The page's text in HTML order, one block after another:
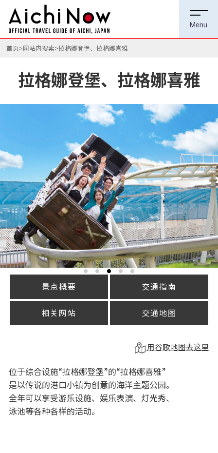
首页 网站内搜索 拉格娜登堡、拉格娜喜雅
拉格娜登堡、拉格娜喜雅
景点概要 交通指南
相关网站 交通地图
用谷歌地图去这里
位于综合设施“拉格娜登堡”的“拉格娜喜雅”
是以传说的港口小镇为创意的海洋主题公园。
全年可以享受游乐设施、娱乐表演、灯光秀、
泳池等各种各样的活动。